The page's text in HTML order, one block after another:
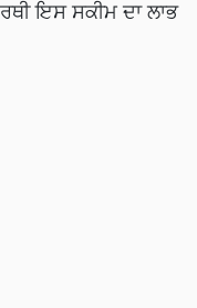
ਇਸ ਸਕੀਮ ਦਾ ਲਾਭ